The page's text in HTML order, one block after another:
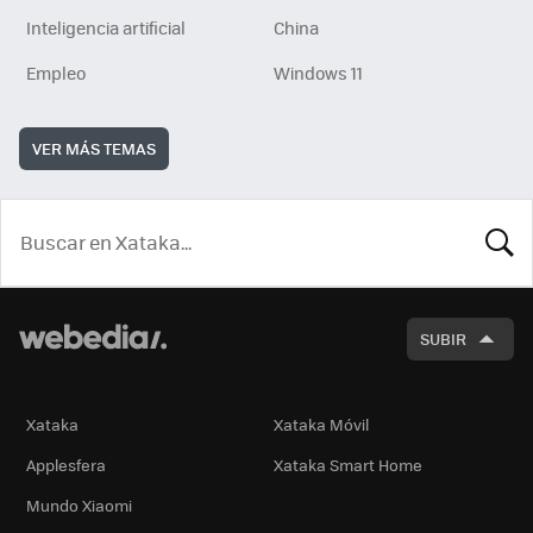
Inteligencia artificial
China
Empleo
Windows 11
VER MÁS TEMAS
SUBIR
Xataka
Xataka Móvil
Applesfera
Xataka Smart Home
Mundo Xiaomi